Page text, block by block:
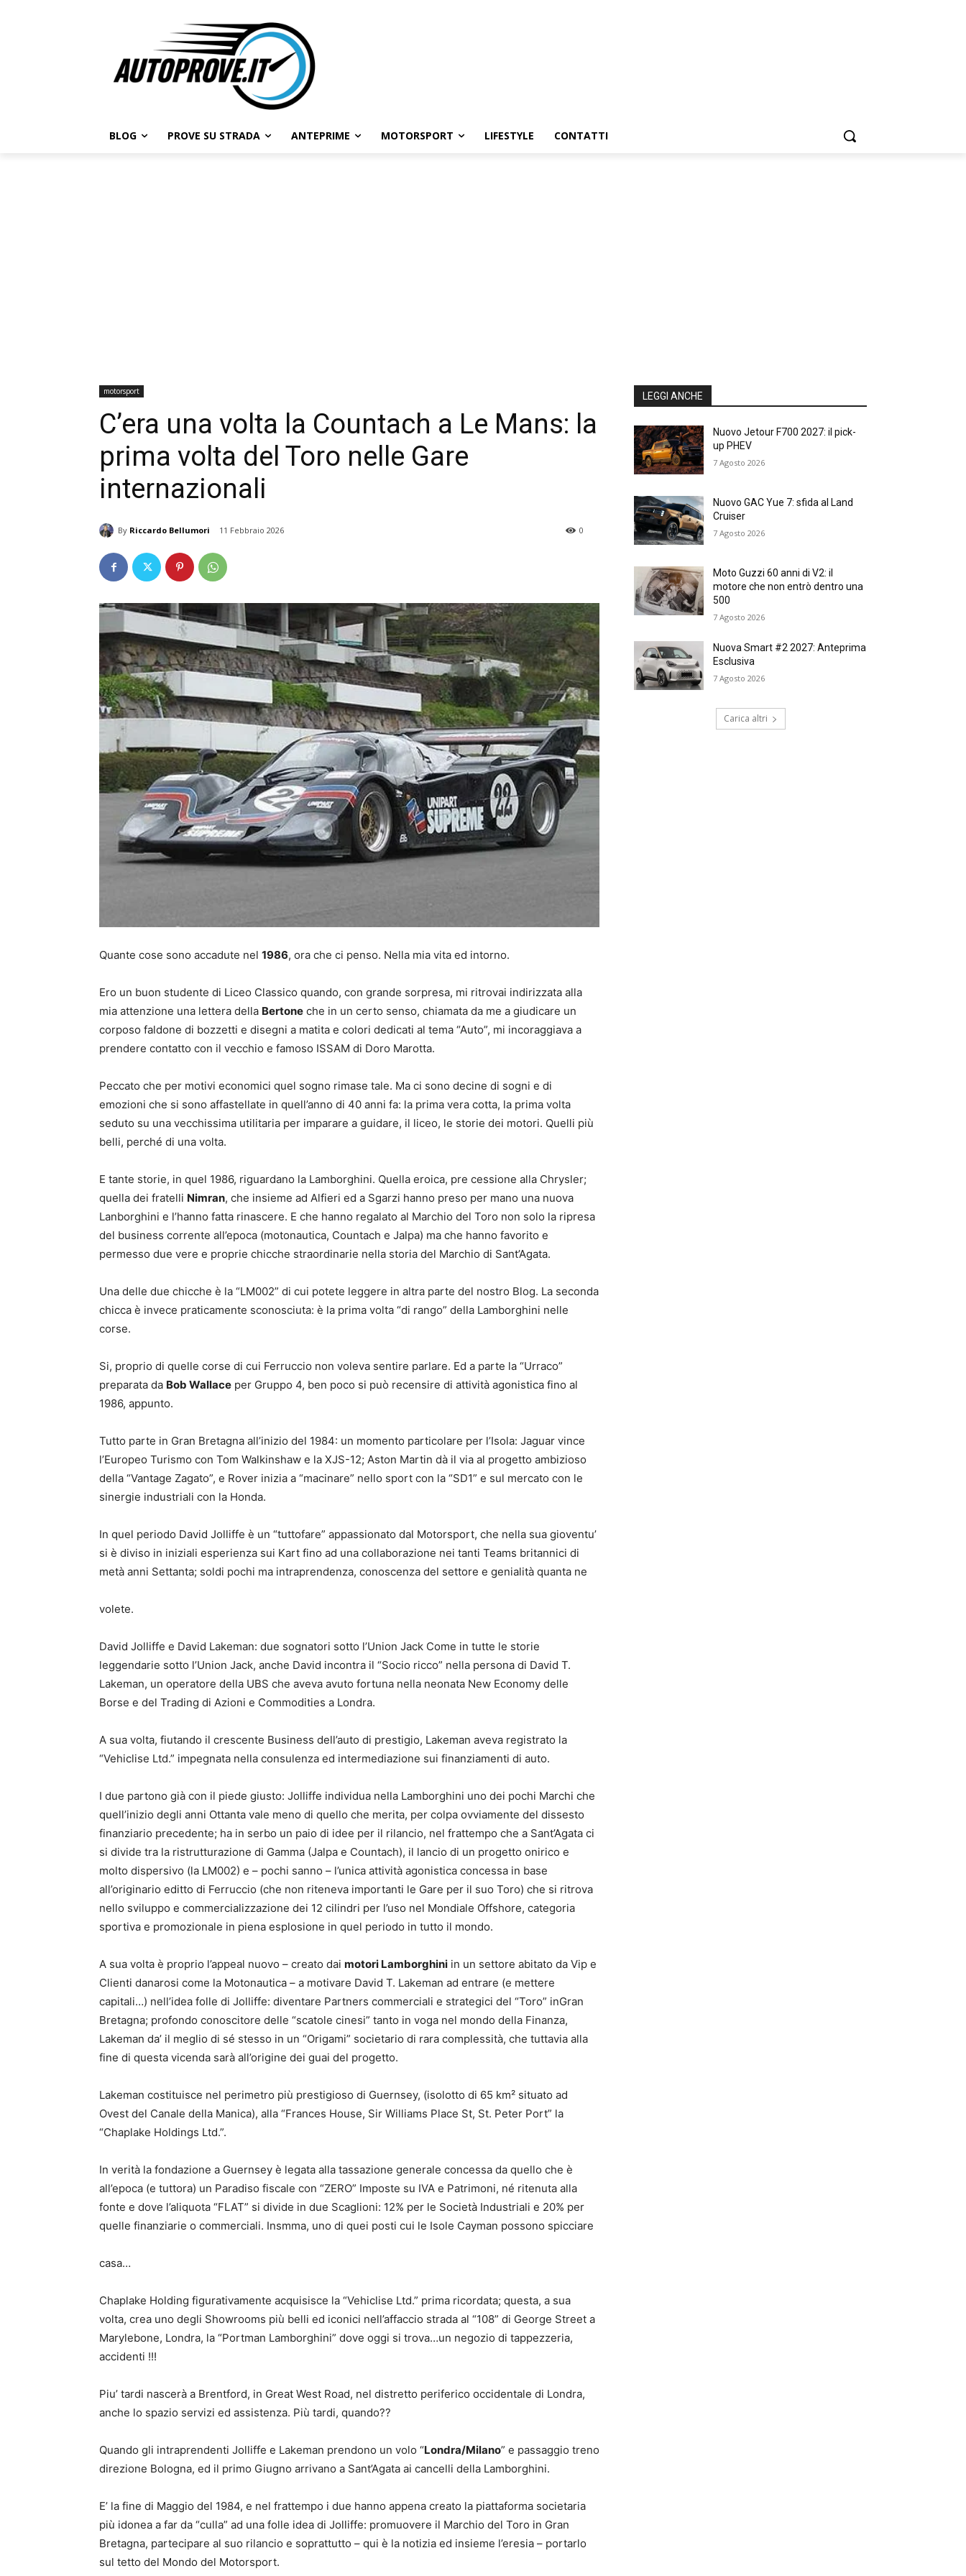
BLOG PROVE SU STRADA ANTEPRIME MOTORSPORT LIFESTYLE CONTATTI
motorsport
C’era una volta la Countach a Le Mans: la
prima volta del Toro nelle Gare
internazionali
By Riccardo Bellumori 11 Febbraio 2026 0
Quante cose sono accadute nel 1986, ora che ci penso. Nella mia vita ed intorno.
Ero un buon studente di Liceo Classico quando, con grande sorpresa, mi ritrovai indirizzata alla
mia attenzione una lettera della Bertone che in un certo senso, chiamata da me a giudicare un
corposo faldone di bozzetti e disegni a matita e colori dedicati al tema “Auto”, mi incoraggiava a
prendere contatto con il vecchio e famoso ISSAM di Doro Marotta.
Peccato che per motivi economici quel sogno rimase tale. Ma ci sono decine di sogni e di
emozioni che si sono affastellate in quell’anno di 40 anni fa: la prima vera cotta, la prima volta
seduto su una vecchissima utilitaria per imparare a guidare, il liceo, le storie dei motori. Quelli più
belli, perché di una volta.
E tante storie, in quel 1986, riguardano la Lamborghini. Quella eroica, pre cessione alla Chrysler;
quella dei fratelli Nimran, che insieme ad Alfieri ed a Sgarzi hanno preso per mano una nuova
Lanborghini e l’hanno fatta rinascere. E che hanno regalato al Marchio del Toro non solo la ripresa
del business corrente all’epoca (motonautica, Countach e Jalpa) ma che hanno favorito e
permesso due vere e proprie chicche straordinarie nella storia del Marchio di Sant’Agata.
Una delle due chicche è la “LM002” di cui potete leggere in altra parte del nostro Blog. La seconda
chicca è invece praticamente sconosciuta: è la prima volta “di rango” della Lamborghini nelle
corse.
Si, proprio di quelle corse di cui Ferruccio non voleva sentire parlare. Ed a parte la “Urraco”
preparata da Bob Wallace per Gruppo 4, ben poco si può recensire di attività agonistica fino al
1986, appunto.
Tutto parte in Gran Bretagna all’inizio del 1984: un momento particolare per l’Isola: Jaguar vince
l’Europeo Turismo con Tom Walkinshaw e la XJS-12; Aston Martin dà il via al progetto ambizioso
della “Vantage Zagato”, e Rover inizia a “macinare” nello sport con la “SD1” e sul mercato con le
sinergie industriali con la Honda.
In quel periodo David Jolliffe è un “tuttofare” appassionato dal Motorsport, che nella sua gioventu’
si è diviso in iniziali esperienza sui Kart fino ad una collaborazione nei tanti Teams britannici di
metà anni Settanta; soldi pochi ma intraprendenza, conoscenza del settore e genialità quanta ne
volete.
David Jolliffe e David Lakeman: due sognatori sotto l’Union Jack Come in tutte le storie
leggendarie sotto l’Union Jack, anche David incontra il “Socio ricco” nella persona di David T.
Lakeman, un operatore della UBS che aveva avuto fortuna nella neonata New Economy delle
Borse e del Trading di Azioni e Commodities a Londra.
A sua volta, fiutando il crescente Business dell’auto di prestigio, Lakeman aveva registrato la
“Vehiclise Ltd.” impegnata nella consulenza ed intermediazione sui finanziamenti di auto.
I due partono già con il piede giusto: Jolliffe individua nella Lamborghini uno dei pochi Marchi che
quell’inizio degli anni Ottanta vale meno di quello che merita, per colpa ovviamente del dissesto
finanziario precedente; ha in serbo un paio di idee per il rilancio, nel frattempo che a Sant’Agata ci
si divide tra la ristrutturazione di Gamma (Jalpa e Countach), il lancio di un progetto onirico e
molto dispersivo (la LM002) e – pochi sanno – l’unica attività agonistica concessa in base
all’originario editto di Ferruccio (che non riteneva importanti le Gare per il suo Toro) che si ritrova
nello sviluppo e commercializzazione dei 12 cilindri per l’uso nel Mondiale Offshore, categoria
sportiva e promozionale in piena esplosione in quel periodo in tutto il mondo.
A sua volta è proprio l’appeal nuovo – creato dai motori Lamborghini in un settore abitato da Vip e
Clienti danarosi come la Motonautica – a motivare David T. Lakeman ad entrare (e mettere
capitali…) nell’idea folle di Jolliffe: diventare Partners commerciali e strategici del “Toro” inGran
Bretagna; profondo conoscitore delle “scatole cinesi” tanto in voga nel mondo della Finanza,
Lakeman da’ il meglio di sé stesso in un “Origami” societario di rara complessità, che tuttavia alla
fine di questa vicenda sarà all’origine dei guai del progetto.
Lakeman costituisce nel perimetro più prestigioso di Guernsey, (isolotto di 65 km² situato ad
Ovest del Canale della Manica), alla “Frances House, Sir Williams Place St, St. Peter Port” la
“Chaplake Holdings Ltd.”.
In verità la fondazione a Guernsey è legata alla tassazione generale concessa da quello che è
all’epoca (e tuttora) un Paradiso fiscale con “ZERO” Imposte su IVA e Patrimoni, né ritenuta alla
fonte e dove l’aliquota “FLAT” si divide in due Scaglioni: 12% per le Società Industriali e 20% per
quelle finanziarie o commerciali. Insmma, uno di quei posti cui le Isole Cayman possono spicciare
casa…
Chaplake Holding figurativamente acquisisce la “Vehiclise Ltd.” prima ricordata; questa, a sua
volta, crea uno degli Showrooms più belli ed iconici nell’affaccio strada al “108” di George Street a
Marylebone, Londra, la “Portman Lamborghini” dove oggi si trova…un negozio di tappezzeria,
accidenti !!!
Piu’ tardi nascerà a Brentford, in Great West Road, nel distretto periferico occidentale di Londra,
anche lo spazio servizi ed assistenza. Più tardi, quando??
Quando gli intraprendenti Jolliffe e Lakeman prendono un volo “Londra/Milano” e passaggio treno
direzione Bologna, ed il primo Giugno arrivano a Sant’Agata ai cancelli della Lamborghini.
E’ la fine di Maggio del 1984, e nel frattempo i due hanno appena creato la piattaforma societaria
più idonea a far da “culla” ad una folle idea di Jolliffe: promuovere il Marchio del Toro in Gran
Bretagna, partecipare al suo rilancio e soprattutto – qui è la notizia ed insieme l’eresia – portarlo
sul tetto del Mondo del Motorsport.
LEGGI ANCHE
Nuovo Jetour F700 2027: il pick-
up PHEV
7 Agosto 2026
Nuovo GAC Yue 7: sfida al Land
Cruiser
7 Agosto 2026
Moto Guzzi 60 anni di V2: il
motore che non entrò dentro una
500
7 Agosto 2026
Nuova Smart #2 2027: Anteprima
Esclusiva
7 Agosto 2026
Carica altri